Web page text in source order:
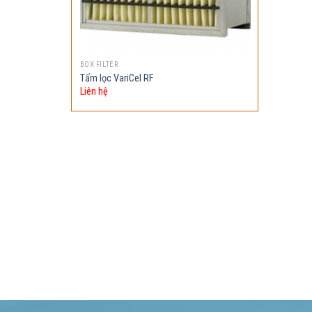
BOX FILTER
Tấm lọc VariCel RF
Liên hệ